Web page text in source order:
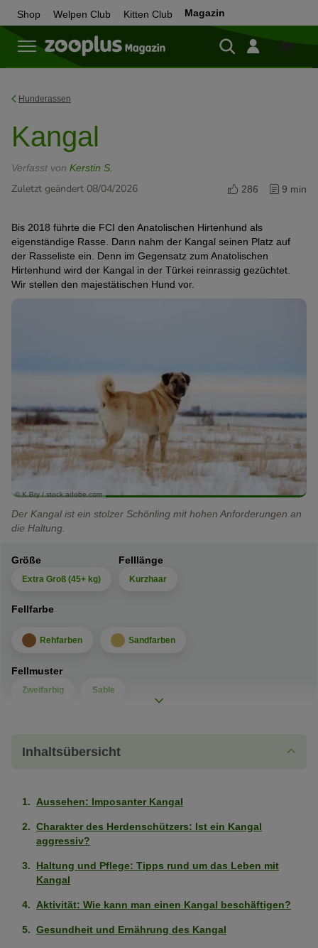
Shop Welpen Club Kitten Club Magazin
Zum
Hunderassen
Kangal
Verfasst von Kerstin S.
Zuletzt geändert 08/04/2026 286 9 min
Bis 2018 führte die FCI den Anatolischen Hirtenhund als
eigenständige Rasse. Dann nahm der Kangal seinen Platz auf
der Rasseliste ein. Denn im Gegensatz zum Anatolischen
Hirtenhund wird der Kangal in der Türkei reinrassig gezüchtet.
Wir stellen den majestätischen Hund vor.
© K.Bry / stock.adobe.com
Der Kangal ist ein stolzer Schönling mit hohen Anforderungen an
die Haltung.
Größe
Extra Groß (45+ kg)
Felllänge
Kurzhaar
Fellfarbe
Rehfarben Sandfarben
Fellmuster
Zweifarbig Sable
Leicht erziehbar
von
Pfoten)
(2
Sehr
(1
5
Eigenständig (kann alleine bleiben)
ausgeprägt
von
Als erster Hund geeignet
schwach
Inhaltsübersicht
Aussehen: Imposanter Kangal
Charakter des Herdenschützers: Ist ein Kangal
aggressiv?
Haltung und Pflege: Tipps rund um das Leben mit
Kangal
Aktivität: Wie kann man einen Kangal beschäftigen?
Gesundheit und Ernährung des Kangal